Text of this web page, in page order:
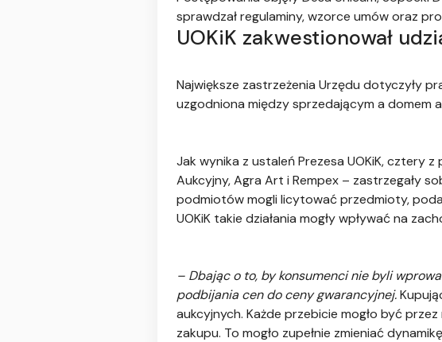
sprawdzał regulaminy, wzorce umów oraz
UOKiK zakwestionował
Największe zastrzeżenia Urzędu dotyczyły
uzgodniona między sprzedającym a domem
Jak wynika z ustaleń Prezesa UOKiK, cztery
Aukcyjny, Agra Art i Rempex – zastrzegały
podmiotów mogli licytować przedmioty,
UOKiK takie działania mogły wpływać na
– Dbając o to, by konsumenci nie byli
podbijania cen do ceny gwarancyjnej.
aukcyjnych. Każde przebicie mogło być
zakupu. To mogło zupełnie zmieniać